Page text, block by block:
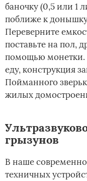
баночку (0,5 или 1
поближе к донышку
Переверните
поставьте на пол,
помощью монетки.
еду, конструкция
Пойманного
жилых
грызунов
В наше
техничных